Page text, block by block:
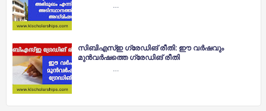
…
സിബിഎസ്ഇ ഗ്രേഡിങ് രീതി: ഈ വർഷവും
മുൻവർഷത്തെ ഗ്രേഡിങ് രീതി
…